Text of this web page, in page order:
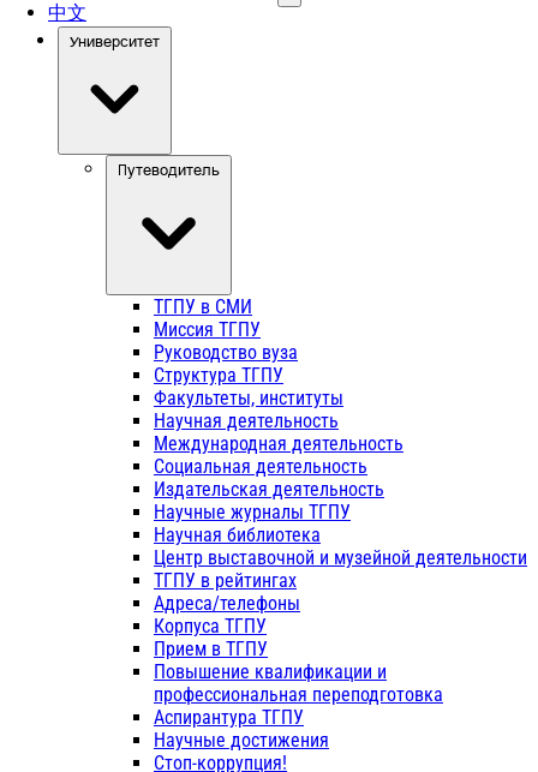
中文
Университет
Путеводитель
ТГПУ в СМИ
Миссия ТГПУ
Руководство вуза
Структура ТГПУ
Факультеты, институты
Научная деятельность
Международная деятельность
Социальная деятельность
Издательская деятельность
Научные журналы ТГПУ
Научная библиотека
Центр выставочной и музейной деятельности
ТГПУ в рейтингах
Адреса/телефоны
Корпуса ТГПУ
Прием в ТГПУ
Повышение квалификации и
профессиональная переподготовка
Аспирантура ТГПУ
Научные достижения
Стоп-коррупция!